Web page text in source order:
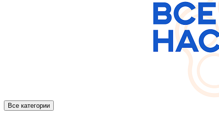
Все категории